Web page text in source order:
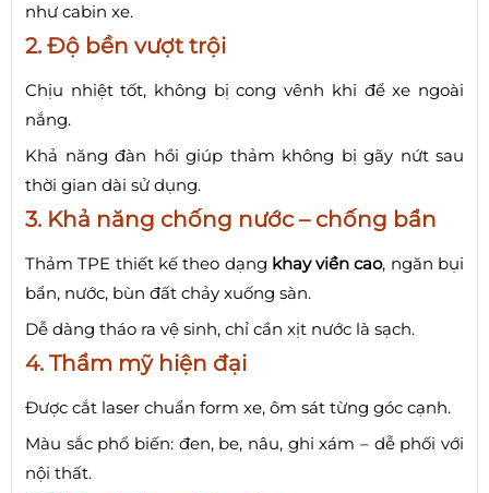
như cabin xe.
2. Độ bền vượt trội
Chịu nhiệt tốt, không bị cong vênh khi để xe ngoài
nắng.
Khả năng đàn hồi giúp thảm không bị gãy nứt sau
thời gian dài sử dụng.
3. Khả năng chống nước – chống bẩn
Thảm TPE thiết kế theo dạng khay viền cao, ngăn bụi
bẩn, nước, bùn đất chảy xuống sàn.
Dễ dàng tháo ra vệ sinh, chỉ cần xịt nước là sạch.
4. Thẩm mỹ hiện đại
Được cắt laser chuẩn form xe, ôm sát từng góc cạnh.
Màu sắc phổ biến: đen, be, nâu, ghi xám – dễ phối với
nội thất.